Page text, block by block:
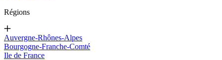
Régions
Auvergne-Rhônes-Alpes
Bourgogne-Franche-Comté
Ile de France